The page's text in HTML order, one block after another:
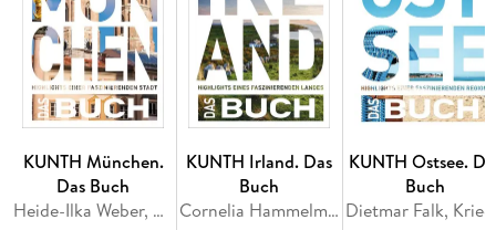
KUNTH München.
Das Buch
Heide-Ilka Weber, Stefanie Schuhmacher
KUNTH Irland. Das
Buch
Cornelia Hammelmann, Anke Benstem, Robert Fischer, Stefan Jordan, Gerhard von Kapff
KUNTH Ostsee.
Buch